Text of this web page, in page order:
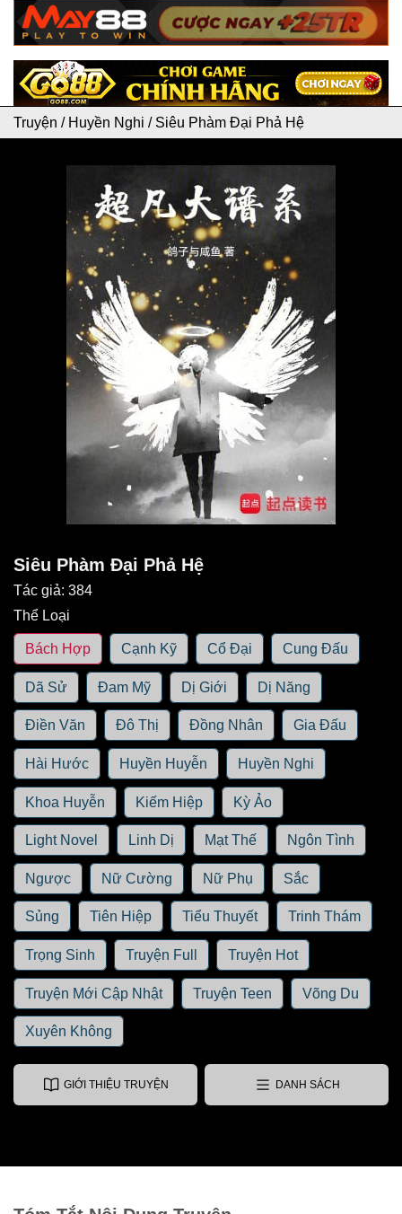
Truyện / Huyền Nghi / Siêu Phàm Đại Phả Hệ
Siêu Phàm Đại Phả Hệ
Tác giả: 384
Thể Loại
Bách Hợp Cạnh Kỹ Cổ Đại Cung Đấu
Dã Sử Đam Mỹ Dị Giới Dị Năng
Điền Văn Đô Thị Đồng Nhân Gia Đấu
Hài Hước Huyền Huyễn Huyền Nghi
Khoa Huyễn Kiếm Hiệp Kỳ Ảo
Light Novel Linh Dị Mạt Thế Ngôn Tình
Ngược Nữ Cường Nữ Phụ Sắc
Sủng Tiên Hiệp Tiểu Thuyết Trinh Thám
Trọng Sinh Truyện Full Truyện Hot
Truyện Mới Cập Nhật Truyện Teen Võng Du
Xuyên Không
GIỚI THIỆU TRUYỆN DANH SÁCH